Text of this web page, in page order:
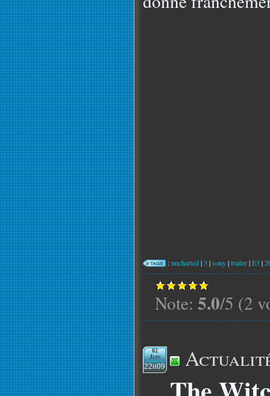
:uncharted|3 |sony|trailer|E3 |
Note: 5.0/5 (2
02
Juin
22h09